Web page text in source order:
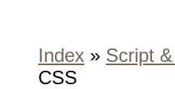
Index » Script
CSS